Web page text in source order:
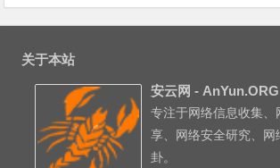
关于本站
安云网 - AnYun.ORG
专注于网络信息收集、
享、网络安全研究、网
卦。